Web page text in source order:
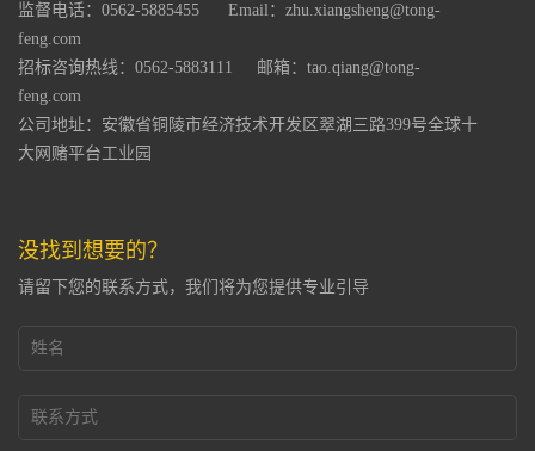
监督电话：0562-5885455 Email： zhu.xiangsheng@tong-
feng.com
招标咨询热线：0562-5883111
邮箱： tao.qiang@tong-
feng.com
公司地址：安徽省铜陵市经济技术开发区翠湖三路399号全球十
大网赌平台工业园
没找到想要的？
请留下您的联系方式，我们将为您提供专业引导